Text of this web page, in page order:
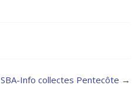
SBA-Info collectes Pentecôte →